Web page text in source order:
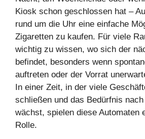
Kiosk schon geschlossen hat –
rund um die Uhr eine einfache
Zigaretten zu kaufen. Für viele
wichtig zu wissen, wo sich der
befindet, besonders wenn
auftreten oder der Vorrat
In einer Zeit, in der viele
schließen und das Bedürfnis
wächst, spielen diese Automaten
Rolle.